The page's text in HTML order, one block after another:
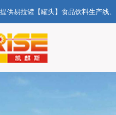
供易拉罐【罐头】食品饮料生产线